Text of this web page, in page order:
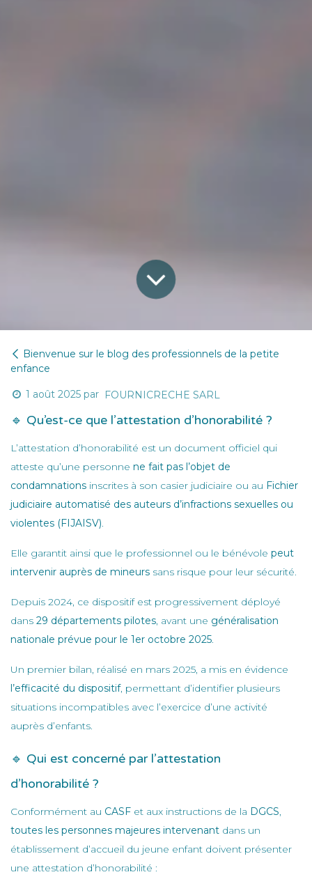
Bienvenue sur le blog des professionnels de la petite
enfance
1 août 2025 par FOURNICRECHE SARL
🔹 Qu’est-ce que l’attestation d’honorabilité ?
L’attestation d’honorabilité est un document officiel qui
atteste qu’une personne ne fait pas l’objet de
condamnations inscrites à son casier judiciaire ou au Fichier
judiciaire automatisé des auteurs d’infractions sexuelles ou
violentes (FIJAISV).
Elle garantit ainsi que le professionnel ou le bénévole peut
intervenir auprès de mineurs sans risque pour leur sécurité.
Depuis 2024, ce dispositif est progressivement déployé
dans 29 départements pilotes, avant une généralisation
nationale prévue pour le 1er octobre 2025.
Un premier bilan, réalisé en mars 2025, a mis en évidence
l’efficacité du dispositif, permettant d’identifier plusieurs
situations incompatibles avec l’exercice d’une activité
auprès d’enfants.
🔹 Qui est concerné par l’attestation
d’honorabilité ?
Conformément au CASF et aux instructions de la DGCS,
toutes les personnes majeures intervenant dans un
établissement d’accueil du jeune enfant doivent présenter
une attestation d’honorabilité :